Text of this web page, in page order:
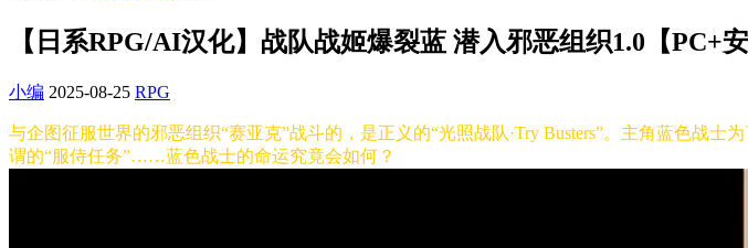
【日系RPG/AI汉化】战队战姬爆裂蓝 潜入邪恶组织1.0【PC+安
小编 2025-08-25 RPG
与企图征服世界的邪恶组织“赛亚克”战斗的，是正义的“光照战队·Try Busters”。主角蓝色战
谓的“服侍任务”……蓝色战士的命运究竟会如何？